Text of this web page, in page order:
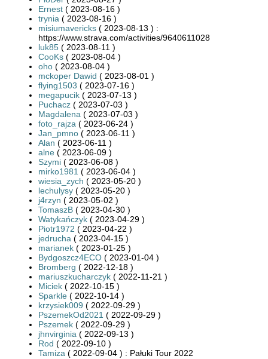
Ernest ( 2023-08-16 )
trynia ( 2023-08-16 )
misiumavericks ( 2023-08-13 ) :
https://www.strava.com/activities/9640611028
luk85 ( 2023-08-11 )
CooKs ( 2023-08-04 )
oho ( 2023-08-04 )
mckoper Dawid ( 2023-08-01 )
flying1503 ( 2023-07-16 )
megapucik ( 2023-07-13 )
Puchacz ( 2023-07-03 )
Magdalena ( 2023-07-03 )
foto_rajza ( 2023-06-24 )
Jan_pmno ( 2023-06-11 )
Alan ( 2023-06-11 )
alne ( 2023-06-09 )
Szymi ( 2023-06-08 )
mirko1981 ( 2023-06-04 )
wiesia_zych ( 2023-05-20 )
lechulysy ( 2023-05-20 )
j4rzyn ( 2023-05-02 )
TomaszB ( 2023-04-30 )
Watykańczyk ( 2023-04-29 )
Piotr1972 ( 2023-04-22 )
jedrucha ( 2023-04-15 )
marianek ( 2023-01-25 )
Bydgoszcz4ECO ( 2023-01-04 )
Bromberg ( 2022-12-18 )
mariuszkucharczyk ( 2022-11-21 )
Miciek ( 2022-10-15 )
Sparkle ( 2022-10-14 )
krzysiek009 ( 2022-09-29 )
PszemekOd2021 ( 2022-09-29 )
Pszemek ( 2022-09-29 )
jhnvirginia ( 2022-09-13 )
Rod ( 2022-09-10 )
Tamiza ( 2022-09-04 ) : Pałuki Tour 2022